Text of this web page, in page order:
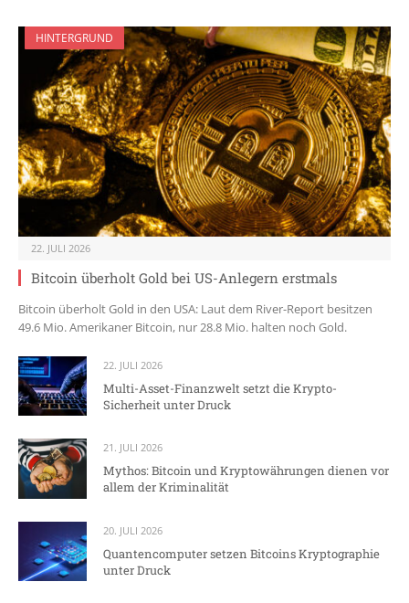
HINTERGRUND
22. JULI 2026
Bitcoin überholt Gold bei US-Anlegern erstmals
Bitcoin überholt Gold in den USA: Laut dem River-Report besitzen
49.6 Mio. Amerikaner Bitcoin, nur 28.8 Mio. halten noch Gold.
22. JULI 2026
Multi-Asset-Finanzwelt setzt die Krypto-
Sicherheit unter Druck
21. JULI 2026
Mythos: Bitcoin und Kryptowährungen dienen vor
allem der Kriminalität
20. JULI 2026
Quantencomputer setzen Bitcoins Kryptographie
unter Druck